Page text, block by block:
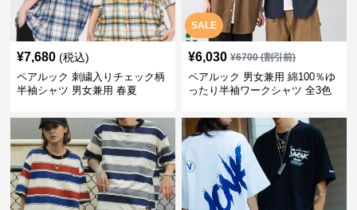
¥7,680 (税込)
ペアルック 刺繍入りチェック柄
半袖シャツ 男女兼用 春夏
SALE
¥6,030 ¥6700(割引前)
ペアルック 男女兼用 綿100％ゆ
ったり半袖ワークシャツ 全3色